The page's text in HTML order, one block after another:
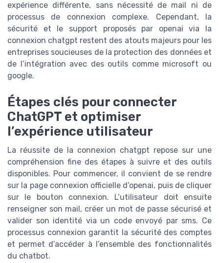
expérience différente, sans nécessité de mail ni de
processus de connexion complexe. Cependant, la
sécurité et le support proposés par openai via la
connexion chatgpt restent des atouts majeurs pour les
entreprises soucieuses de la protection des données et
de l’intégration avec des outils comme microsoft ou
google.
Étapes clés pour connecter
ChatGPT et optimiser
l’expérience utilisateur
La réussite de la connexion chatgpt repose sur une
compréhension fine des étapes à suivre et des outils
disponibles. Pour commencer, il convient de se rendre
sur la page connexion officielle d’openai, puis de cliquer
sur le bouton connexion. L’utilisateur doit ensuite
renseigner son mail, créer un mot de passe sécurisé et
valider son identité via un code envoyé par sms. Ce
processus connexion garantit la sécurité des comptes
et permet d’accéder à l’ensemble des fonctionnalités
du chatbot.